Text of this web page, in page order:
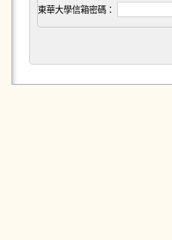
東華大學信箱密碼：